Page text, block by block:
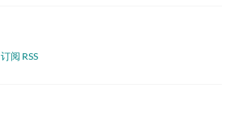
订阅 RSS